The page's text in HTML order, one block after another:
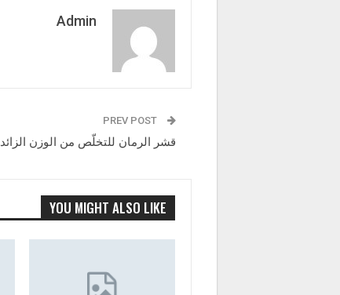
Admin
قشر الرمان للتخلّص من الوزن الزائد
YOU MIGHT ALSO LIKE